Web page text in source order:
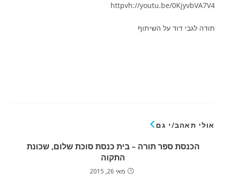
httpvh://youtu.be/0KjyvbVA7V4
תודה לגבי דוד על השיתוף
אולי תאהב/י גם
הכנסת ספר תורה – בית כנסת סוכת שלום, שכונת
התקוה
מאי 26, 2015